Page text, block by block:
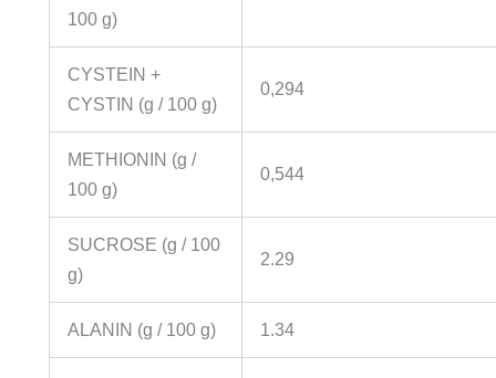
100 g)
CYSTEIN +
CYSTIN (g / 100 g)
0,294
METHIONIN (g /
100 g)
0,544
SUCROSE (g / 100
g)
2.29
ALANIN (g / 100 g) 1.34